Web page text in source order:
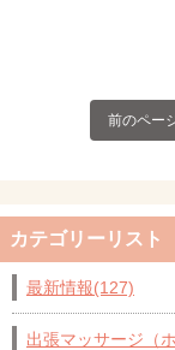
前のペー
カテゴリーリスト
最新情報(127)
出張マッサージ（